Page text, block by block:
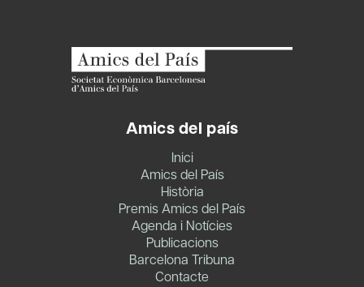
Amics del país
Inici
Amics del País
Història
Premis Amics del País
Agenda i Notícies
Publicacions
Barcelona Tribuna
Contacte